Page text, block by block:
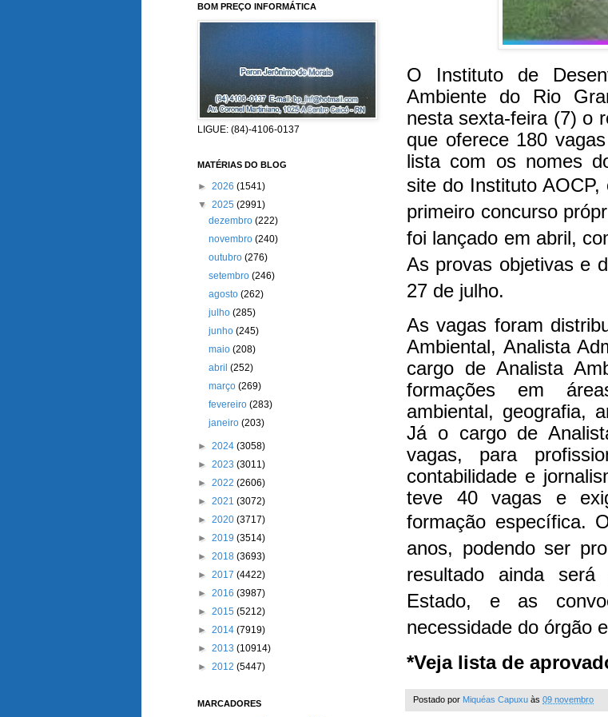
O Instituto de
Ambiente do Rio
nesta sexta-feira (7) o
que oferece 180
lista com os nomes
site do Instituto
primeiro concurso
foi lançado em abril,
As provas objetivas e
27 de julho.
As vagas foram
Ambiental, Analista
cargo de Analista
formações em
ambiental, geografia,
Já o cargo de
vagas, para
contabilidade e
teve 40 vagas e
formação específica.
anos, podendo ser
resultado ainda
Estado, e as
necessidade do órgão
*Veja lista de
Postado por Miquéas Capuxu às 09 novembro
BOM PREÇO INFORMÁTICA
LIGUE: (84)-4106-0137
MATÉRIAS DO BLOG
► 2026 (1541)
▼ 2025 (2991)
dezembro(222)
novembro(240)
outubro(276)
setembro(246)
agosto(262)
julho(285)
junho(245)
maio(208)
abril(252)
março(269)
fevereiro(283)
janeiro(203)
► 2024 (3058)
► 2023 (3011)
► 2022 (2606)
► 2021 (3072)
► 2020 (3717)
► 2019 (3514)
► 2018 (3693)
► 2017 (4422)
► 2016 (3987)
► 2015 (5212)
► 2014 (7919)
► 2013 (10914)
► 2012 (5447)
MARCADORES